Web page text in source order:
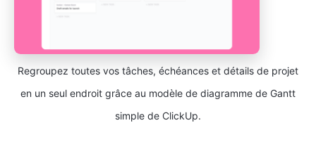
Regroupez toutes vos tâches, échéances et détails de projet
en un seul endroit grâce au modèle de diagramme de Gantt
simple de ClickUp.